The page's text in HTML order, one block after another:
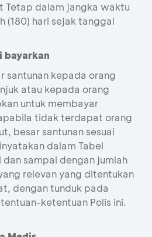
Tetap dalam jangka waktu
(180) hari sejak tanggal
bayarkan
santunan kepada orang
atau kepada orang
untuk membayar
tidak terdapat orang
besar santunan sesuai
dalam Tabel
sampai dengan jumlah
relevan yang ditentukan
dengan tunduk pada
ketentuan Polis ini.